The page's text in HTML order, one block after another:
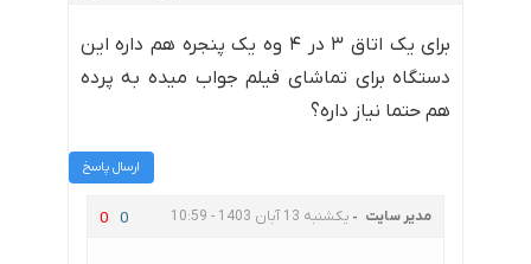
برای یک اتاق ۳ در ۴ وه یک پنجره هم داره این
دستگاه برای تماشای فیلم جواب میده به پرده
هم حتما نیاز داره؟
ارسال پاسخ
مدیر سایت یکشنبه 13 آبان 1403 - 10:59 0 0